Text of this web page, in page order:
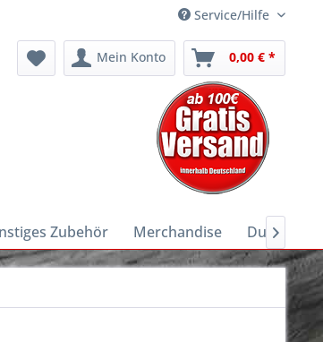
Service/Hilfe
Mein Konto 0,00 € *
Zubehör Merchandise Ducati E-
